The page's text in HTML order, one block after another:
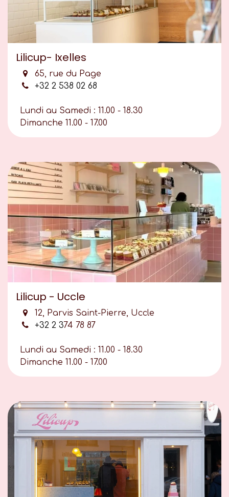
Lilicup- Ixelles
65, rue du Page
+32 2 538 02 68
Lundi au Samedi : 11.00 - 18.30
Dimanche 11.00 - 17.00
Lilicup - Uccle
12, Parvis Saint-Pierre, Uccle
+32 2 374 78 87
Lundi au Samedi : 11.00 - 18.30
Dimanche 11.00 - 17.00